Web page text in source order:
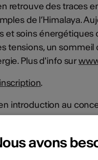
retrouve des traces
de l’Himalaya.
et soins
tensions, un
Plus d'info sur
.
introduction au
les enfants
cash ou par cartes
avons